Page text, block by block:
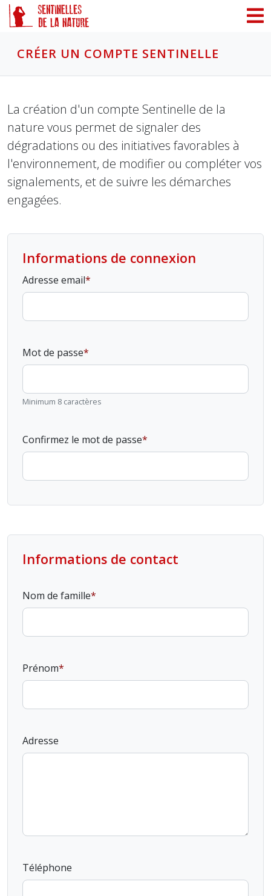
CRÉER UN COMPTE SENTINELLE
La création d'un compte Sentinelle de la
nature vous permet de signaler des
dégradations ou des initiatives favorables à
l'environnement, de modifier ou compléter vos
signalements, et de suivre les démarches
engagées.
Informations de connexion
Adresse email
Mot de passe
Minimum 8 caractères
Confirmez le mot de passe
Informations de contact
Nom de famille
Prénom
Adresse
Téléphone
Panneau de gestion des cookies